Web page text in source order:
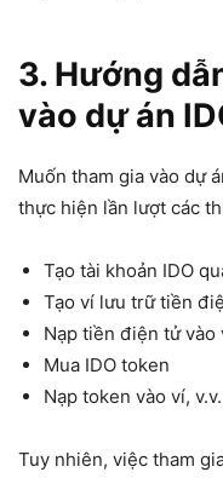
3. Hướng
vào dự án
Muốn tham gia vào dự
thực hiện lần lượt các
Tạo tài khoản IDO
Tạo ví lưu trữ tiền
Nạp tiền điện tử vào
Mua IDO token
Nạp token vào ví, v.v.
Tuy nhiên, việc tham